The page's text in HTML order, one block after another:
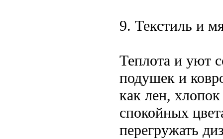
9. Текстиль и
Теплота и уют
подушек и
как лен,
спокойных
перегружать